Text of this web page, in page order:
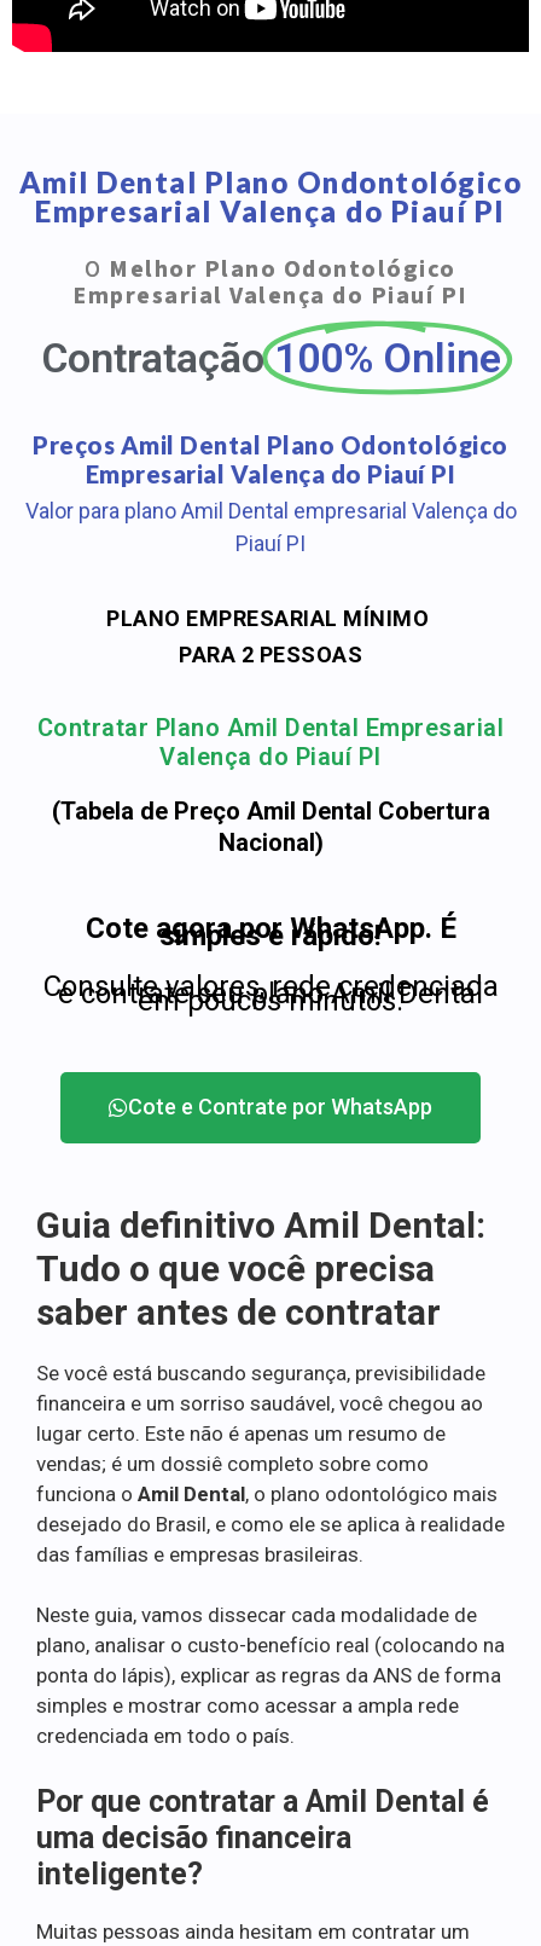
Amil Dental Plano Ondontológico
Empresarial Valença do Piauí PI
O Melhor Plano Odontológico
Empresarial Valença do Piauí PI
Contratação 100% Online
Preços Amil Dental Plano Odontológico
Empresarial Valença do Piauí PI
Valor para plano Amil Dental empresarial Valença do
Piauí PI
PLANO EMPRESARIAL MÍNIMO
PARA 2 PESSOAS
Contratar Plano Amil Dental Empresarial
Valença do Piauí PI
(Tabela de Preço Amil Dental Cobertura
Nacional)
Cote agora por WhatsApp. É
simples e rápido!
Consulte valores, rede credenciada
e contrate seu plano Amil Dental
em poucos minutos.
Cote e Contrate por WhatsApp
Guia definitivo Amil Dental:
Tudo o que você precisa
saber antes de contratar
Se você está buscando segurança, previsibilidade
financeira e um sorriso saudável, você chegou ao
lugar certo. Este não é apenas um resumo de
vendas; é um dossiê completo sobre como
funciona o Amil Dental, o plano odontológico mais
desejado do Brasil, e como ele se aplica à realidade
das famílias e empresas brasileiras.
Neste guia, vamos dissecar cada modalidade de
plano, analisar o custo-benefício real (colocando na
ponta do lápis), explicar as regras da ANS de forma
simples e mostrar como acessar a ampla rede
credenciada em todo o país.
Por que contratar a Amil Dental é
uma decisão financeira
inteligente?
Muitas pessoas ainda hesitam em contratar um